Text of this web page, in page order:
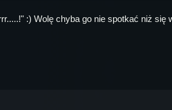
:) Wolę chyba go nie spotkać niż się